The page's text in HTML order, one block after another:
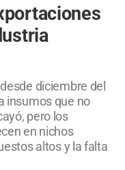
diciembre del
insumos que no
pero los
en nichos
altos y la falta